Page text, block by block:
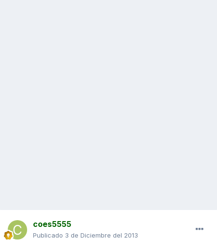
coes5555
Publicado 3 de Diciembre del 2013